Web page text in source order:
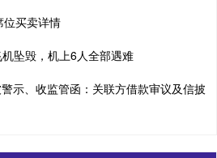
位买卖详情
坠毁，机上6人全部遇难
示、收监管函：关联方借款审议及信披